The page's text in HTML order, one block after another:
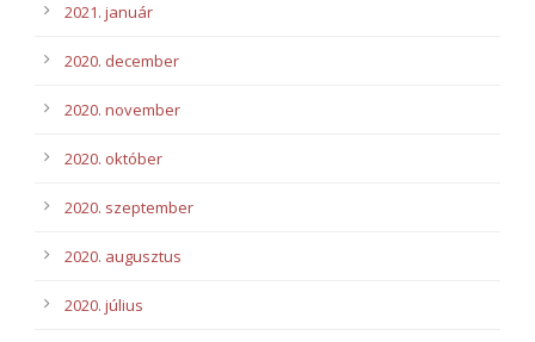
2021. január
2020. december
2020. november
2020. október
2020. szeptember
2020. augusztus
2020. július